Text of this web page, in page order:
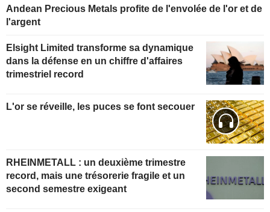
Andean Precious Metals profite de l'envolée de l'or et de
l'argent
Elsight Limited transforme sa dynamique
dans la défense en un chiffre d'affaires
trimestriel record
L'or se réveille, les puces se font secouer
RHEINMETALL : un deuxième trimestre
record, mais une trésorerie fragile et un
second semestre exigeant